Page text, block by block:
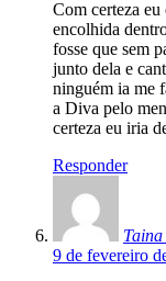
Com certeza eu
encolhida
fosse que sem
junto dela e
ninguém ia me
a Diva pelo
certeza eu iria
Responder
9 de fevereiro